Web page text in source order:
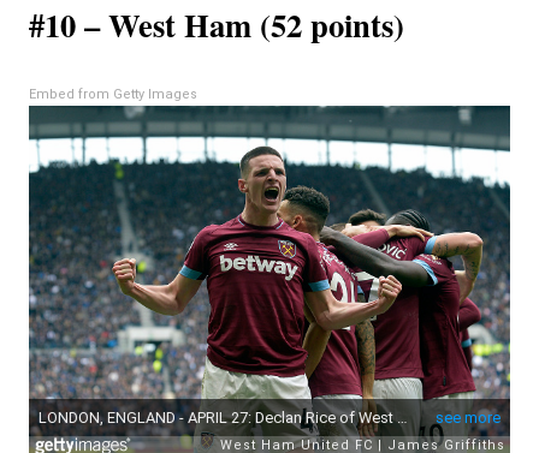
#10 – West Ham (52 points)
Embed from Getty Images